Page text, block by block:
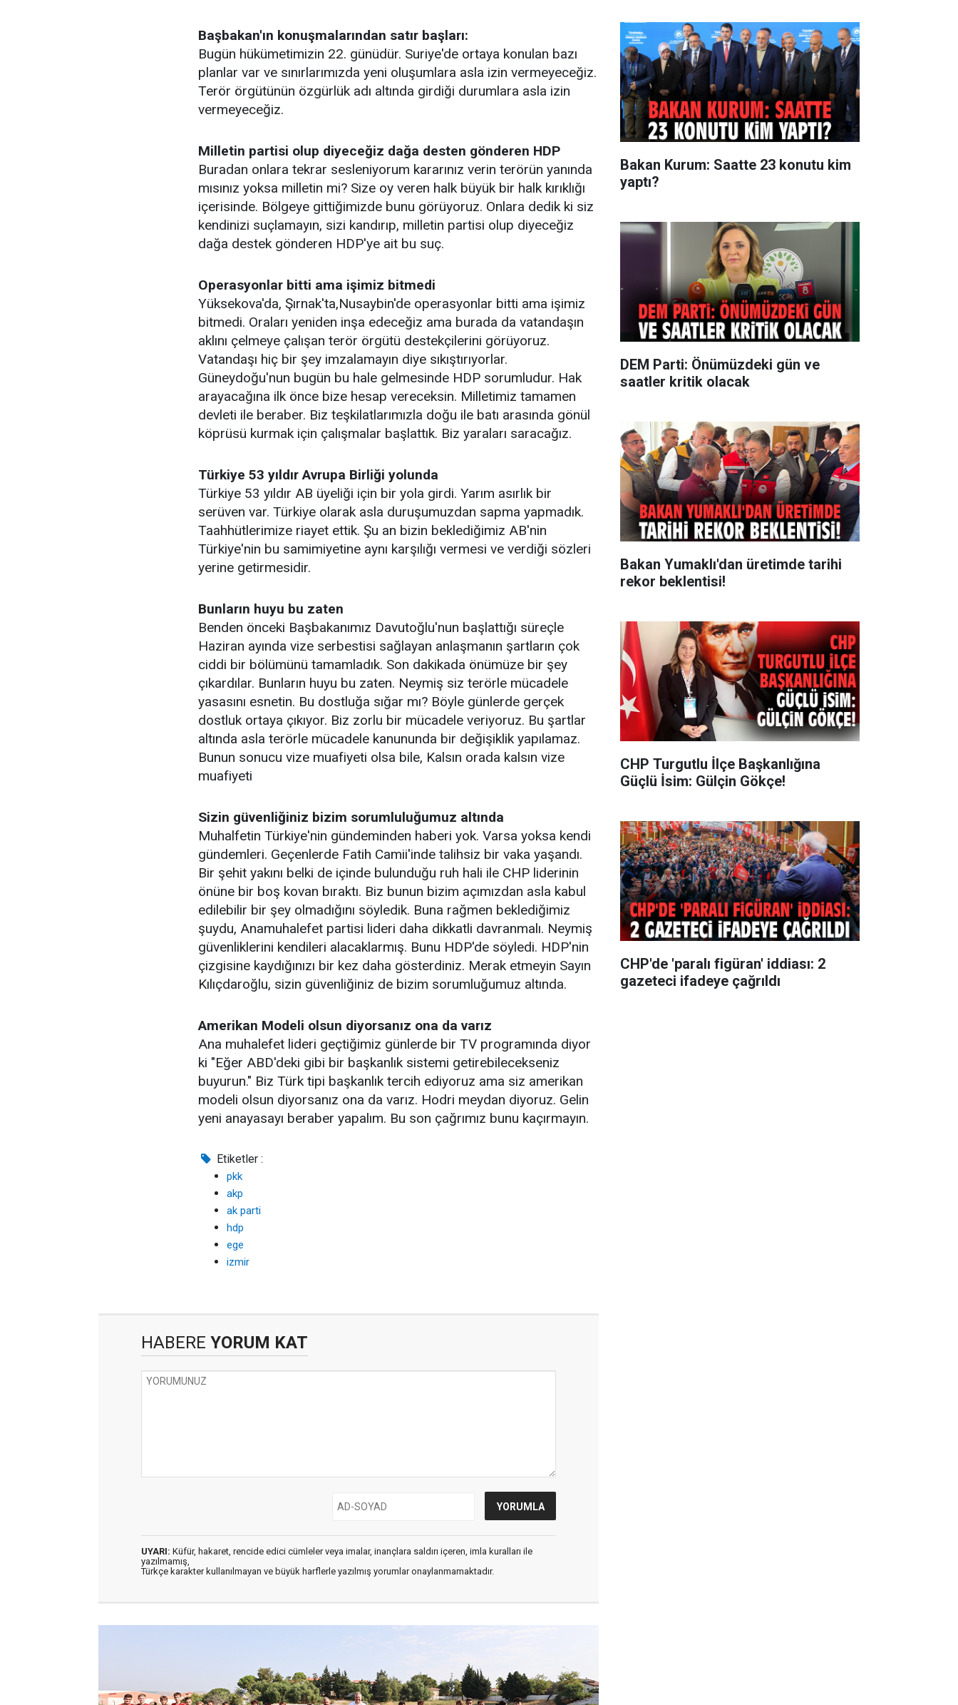
Başbakan'ın konuşmalarından satır başları:
Bugün hükümetimizin 22. günüdür. Suriye'de ortaya konulan bazı
planlar var ve sınırlarımızda yeni oluşumlara asla izin vermeyeceğiz.
Terör örgütünün özgürlük adı altında girdiği durumlara asla izin
vermeyeceğiz.
Milletin partisi olup diyeceğiz dağa desten gönderen HDP
Buradan onlara tekrar sesleniyorum kararınız verin terörün yanında
mısınız yoksa milletin mi? Size oy veren halk büyük bir halk kırıklığı
içerisinde. Bölgeye gittiğimizde bunu görüyoruz. Onlara dedik ki siz
kendinizi suçlamayın, sizi kandırıp, milletin partisi olup diyeceğiz
dağa destek gönderen HDP'ye ait bu suç.
Operasyonlar bitti ama işimiz bitmedi
Yüksekova'da, Şırnak'ta,Nusaybin'de operasyonlar bitti ama işimiz
bitmedi. Oraları yeniden inşa edeceğiz ama burada da vatandaşın
aklını çelmeye çalışan terör örgütü destekçilerini görüyoruz.
Vatandaşı hiç bir şey imzalamayın diye sıkıştırıyorlar.
Güneydoğu'nun bugün bu hale gelmesinde HDP sorumludur. Hak
arayacağına ilk önce bize hesap vereceksin. Milletimiz tamamen
devleti ile beraber. Biz teşkilatlarımızla doğu ile batı arasında gönül
köprüsü kurmak için çalışmalar başlattık. Biz yaraları saracağız.
Türkiye 53 yıldır Avrupa Birliği yolunda
Türkiye 53 yıldır AB üyeliği için bir yola girdi. Yarım asırlık bir
serüven var. Türkiye olarak asla duruşumuzdan sapma yapmadık.
Taahhütlerimize riayet ettik. Şu an bizin beklediğimiz AB'nin
Türkiye'nin bu samimiyetine aynı karşılığı vermesi ve verdiği sözleri
yerine getirmesidir.
Bunların huyu bu zaten
Benden önceki Başbakanımız Davutoğlu'nun başlattığı süreçle
Haziran ayında vize serbestisi sağlayan anlaşmanın şartların çok
ciddi bir bölümünü tamamladık. Son dakikada önümüze bir şey
çıkardılar. Bunların huyu bu zaten. Neymiş siz terörle mücadele
yasasını esnetin. Bu dostluğa sığar mı? Böyle günlerde gerçek
dostluk ortaya çıkıyor. Biz zorlu bir mücadele veriyoruz. Bu şartlar
altında asla terörle mücadele kanununda bir değişiklik yapılamaz.
Bunun sonucu vize muafiyeti olsa bile, Kalsın orada kalsın vize
muafiyeti
Sizin güvenliğiniz bizim sorumluluğumuz altında
Muhalfetin Türkiye'nin gündeminden haberi yok. Varsa yoksa kendi
gündemleri. Geçenlerde Fatih Camii'inde talihsiz bir vaka yaşandı.
Bir şehit yakını belki de içinde bulunduğu ruh hali ile CHP liderinin
önüne bir boş kovan bıraktı. Biz bunun bizim açımızdan asla kabul
edilebilir bir şey olmadığını söyledik. Buna rağmen beklediğimiz
şuydu, Anamuhalefet partisi lideri daha dikkatli davranmalı. Neymiş
güvenliklerini kendileri alacaklarmış. Bunu HDP'de söyledi. HDP'nin
çizgisine kaydığınızı bir kez daha gösterdiniz. Merak etmeyin Sayın
Kılıçdaroğlu, sizin güvenliğiniz de bizim sorumluğumuz altında.
Amerikan Modeli olsun diyorsanız ona da varız
Ana muhalefet lideri geçtiğimiz günlerde bir TV programında diyor
ki "Eğer ABD'deki gibi bir başkanlık sistemi getirebilecekseniz
buyurun." Biz Türk tipi başkanlık tercih ediyoruz ama siz amerikan
modeli olsun diyorsanız ona da varız. Hodri meydan diyoruz. Gelin
yeni anayasayı beraber yapalım. Bu son çağrımız bunu kaçırmayın.
Etiketler :
pkk
akp
ak parti
hdp
ege
izmir
HABERE YORUM KAT
UYARI: Küfür, hakaret, rencide edici cümleler veya imalar, inançlara saldırı içeren, imla kuralları ile
yazılmamış,
Türkçe karakter kullanılmayan ve büyük harflerle yazılmış yorumlar onaylanmamaktadır.
Bakan Kurum: Saatte 23 konutu kim
yaptı?
DEM Parti: Önümüzdeki gün ve
saatler kritik olacak
Bakan Yumaklı'dan üretimde tarihi
rekor beklentisi!
CHP Turgutlu İlçe Başkanlığına
Güçlü İsim: Gülçin Gökçe!
CHP'de 'paralı figüran' iddiası: 2
gazeteci ifadeye çağrıldı